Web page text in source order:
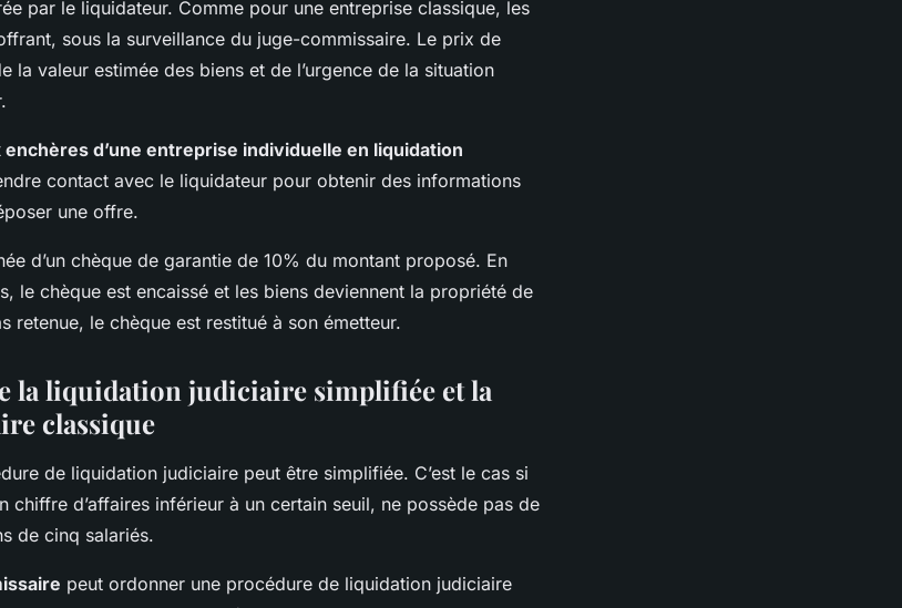
par le liquidateur. Comme pour une entreprise classique, les
sous la surveillance du juge-commissaire. Le prix de
la valeur estimée des biens et de l’urgence de la situation
d’une entreprise individuelle en liquidation
contact avec le liquidateur pour obtenir des informations
une offre.
d’un chèque de garantie de 10% du montant proposé. En
le chèque est encaissé et les biens deviennent la propriété de
retenue, le chèque est restitué à son émetteur.
la liquidation judiciaire simplifiée et la
classique
de liquidation judiciaire peut être simplifiée. C’est le cas si
chiffre d’affaires inférieur à un certain seuil, ne possède pas de
de cinq salariés.
peut ordonner une procédure de liquidation judiciaire